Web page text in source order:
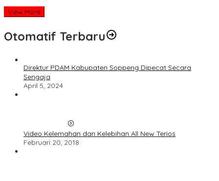
View More
Otomatif Terbaru
Direktur PDAM Kabupaten Soppeng Dipecat Secara
Sengaja
April 5, 2024
Video Kelemahan dan Kelebihan All New Terios
Februari 20, 2018